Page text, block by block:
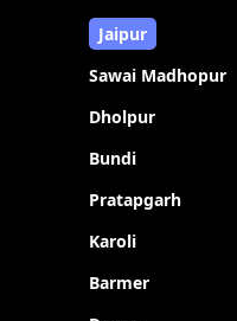
Jaipur
Sawai Madhopur
Dholpur
Bundi
Pratapgarh
Karoli
Barmer